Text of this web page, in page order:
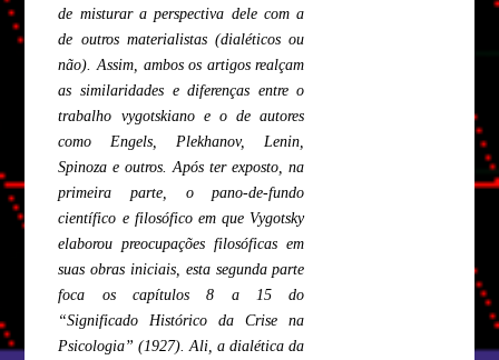
de misturar a perspectiva dele com a
de outros materialistas (dialéticos ou
não). Assim, ambos os artigos realçam
as similaridades e diferenças entre o
trabalho vygotskiano e o de autores
como Engels, Plekhanov, Lenin,
Spinoza e outros. Após ter exposto, na
primeira parte, o pano-de-fundo
científico e filosófico em que Vygotsky
elaborou preocupações filosóficas em
suas obras iniciais, esta segunda parte
foca os capítulos 8 a 15 do
“Significado Histórico da Crise na
Psicologia” (1927). Ali, a dialética da